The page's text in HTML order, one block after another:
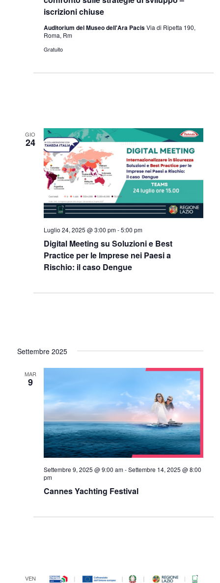
iscrizioni chiuse
Auditorium del Museo dell'Ara PacisVia di Ripetta 190,
Roma, Rm
Gratuito
GIO
24
Digital Meeting su Soluzioni e Best
Practice per le Imprese nei Paesi a
Rischio: il caso Dengue
Luglio 24, 2025 @ 3:00 pm-5:00 pm
Settembre 2025
MAR
9
Cannes Yachting Festival
Settembre 9, 2025 @ 9:00 am-Settembre 14, 2025 @ 8:00
pm
VEN